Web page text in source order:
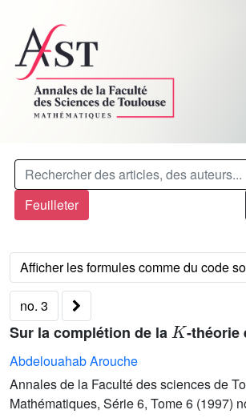
Feuilleter
no. 3
Sur la complétion de la -théorie
Abdelouahab Arouche
Annales de la Faculté des sciences de
Mathématiques, Série 6, Tome 6 (1997)